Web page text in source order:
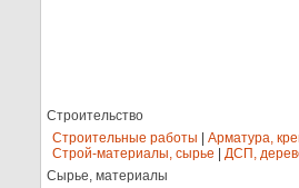
Строительство
Строительные работы
Арматура,
Строй-материалы, сырье
ДСП,
Сырье, материалы